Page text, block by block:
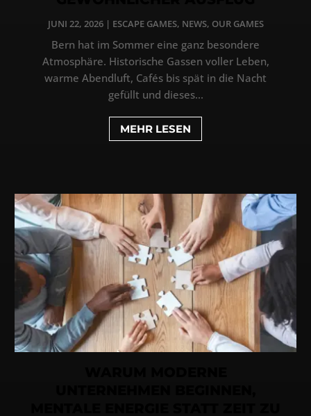
JUNI 22, 2026| ESCAPE GAMES, NEWS, OUR GAMES
Bern hat im Sommer eine ganz besondere
Atmosphäre. Historische Gassen voller Leben,
warme Abendluft, Cafés bis spät in die Nacht
gefüllt und dieses...
MEHR LESEN